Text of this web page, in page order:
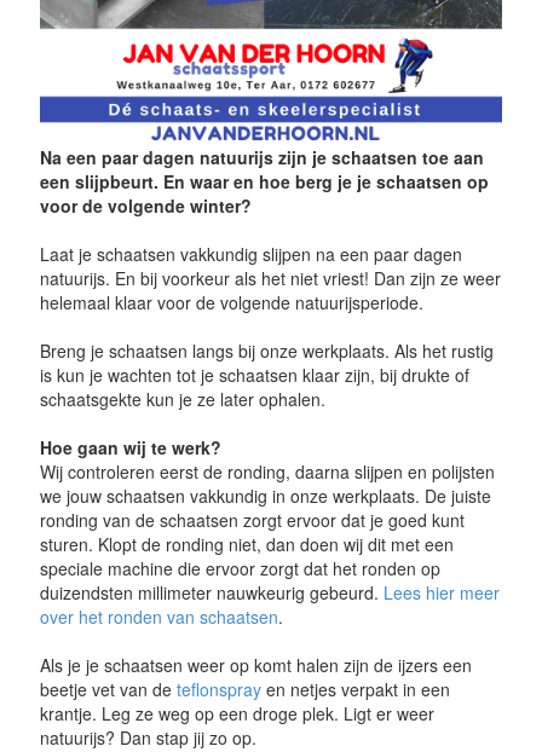
Na een paar dagen natuurijs zijn je schaatsen toe aan
een slijpbeurt. En waar en hoe berg je je schaatsen op
voor de volgende winter?
Laat je schaatsen vakkundig slijpen na een paar dagen
natuurijs. En bij voorkeur als het niet vriest! Dan zijn ze weer
helemaal klaar voor de volgende natuurijsperiode.
Breng je schaatsen langs bij onze werkplaats. Als het rustig
is kun je wachten tot je schaatsen klaar zijn, bij drukte of
schaatsgekte kun je ze later ophalen.
Hoe gaan wij te werk?
Wij controleren eerst de ronding, daarna slijpen en polijsten
we jouw schaatsen vakkundig in onze werkplaats. De juiste
ronding van de schaatsen zorgt ervoor dat je goed kunt
sturen. Klopt de ronding niet, dan doen wij dit met een
speciale machine die ervoor zorgt dat het ronden op
duizendsten millimeter nauwkeurig gebeurd. Lees hier meer
over het ronden van schaatsen.
Als je je schaatsen weer op komt halen zijn de ijzers een
beetje vet van de teflonspray en netjes verpakt in een
krantje. Leg ze weg op een droge plek. Ligt er weer
natuurijs? Dan stap jij zo op.